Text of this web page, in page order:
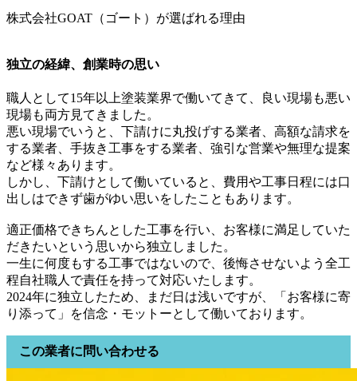
株式会社GOAT（ゴート）が選ばれる理由
独立の経緯、創業時の思い
職人として15年以上塗装業界で働いてきて、良い現場も悪い
現場も両方見てきました。
悪い現場でいうと、下請けに丸投げする業者、高額な請求を
する業者、手抜き工事をする業者、強引な営業や無理な提案
など様々あります。
しかし、下請けとして働いていると、費用や工事日程には口
出しはできず歯がゆい思いをしたこともあります。
適正価格できちんとした工事を行い、お客様に満足していた
だきたいという思いから独立しました。
一生に何度もする工事ではないので、後悔させないよう全工
程自社職人で責任を持って対応いたします。
2024年に独立したため、まだ日は浅いですが、「お客様に寄
り添って」を信念・モットーとして働いております。
この業者に問い合わせる